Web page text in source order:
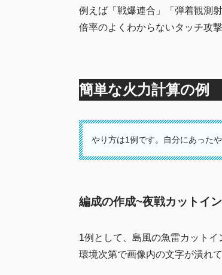
例えば「戦爆連合」「弾着観測
倍率のよくわからないタッチ攻
簡単な火力計算の例
やり方は1例です。自分にあった
編成の作成~夜戦カットイ
1例として、島風の魚雷カットイ
環境次第で画像内の文字が潰れ